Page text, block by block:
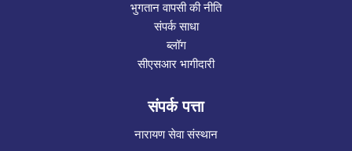
भुगतान वापसी की नीति
संपर्क साधा
ब्लॉग
सीएसआर भागीदारी
संपर्क पत्ता
नारायण सेवा संस्थान